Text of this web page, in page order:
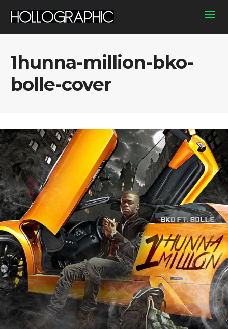
1hunna-million-bko-
bolle-cover